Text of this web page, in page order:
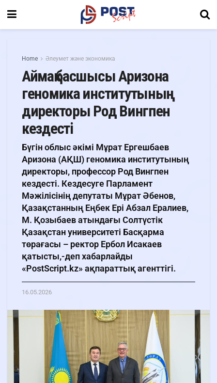
Home Әлеумет және экономика
Аймақ басшысы Аризона
геномика институтының
директоры Род Вингпен
кездесті
Бүгін облыс әкімі Мұрат Ергешбаев
Аризона (АҚШ) геномика институтының
директоры, профессор Род Вингпен
кездесті. Кездесуге Парламент
Мәжілісінің депутаты Мұрат Әбенов,
Қазақстанның Еңбек Ері Абзал Ералиев,
М. Қозыбаев атындағы Солтүстік
Қазақстан университеті Басқарма
төрағасы – ректор Ербол Исакаев
қатысты,-деп хабарлайды
«PostScript.kz» ақпараттық агенттігі.
16.05.2026